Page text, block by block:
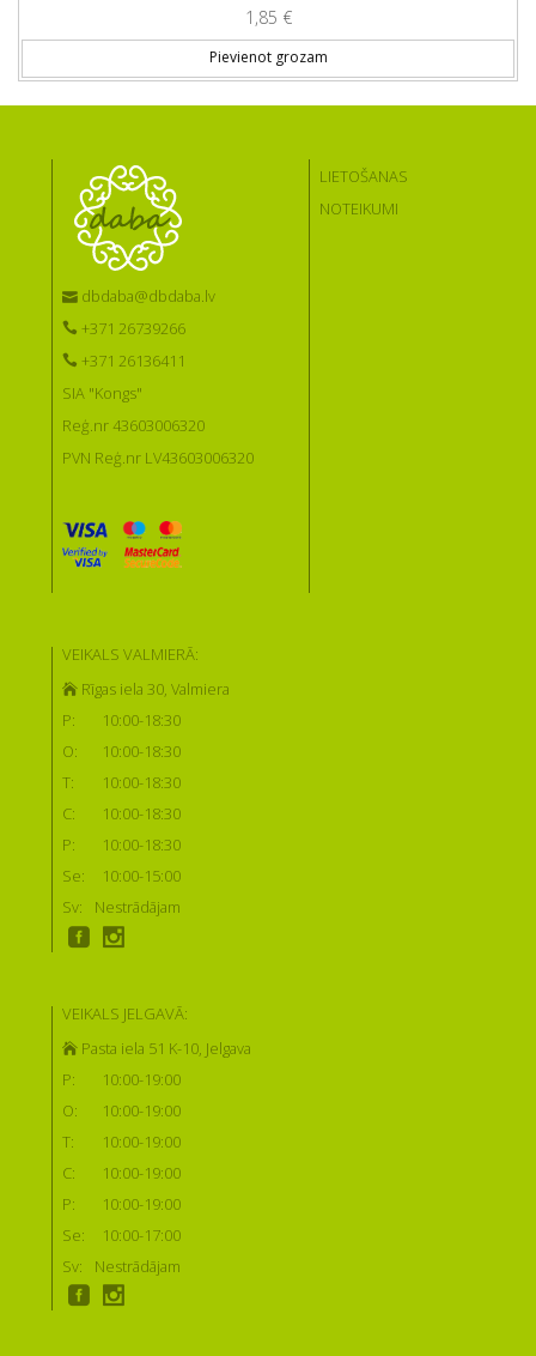
1,85 €
Pievienot grozam
dbdaba@dbdaba.lv
+371 26739266
+371 26136411
SIA "Kongs"
Reģ.nr 43603006320
PVN Reģ.nr LV43603006320
LIETOŠANAS
NOTEIKUMI
VEIKALS VALMIERĀ:
Rīgas iela 30, Valmiera
P:
10:00-18:30
O:
10:00-18:30
T:
10:00-18:30
C:
10:00-18:30
P:
10:00-18:30
Se:
10:00-15:00
Sv:
Nestrādājam
VEIKALS JELGAVĀ:
Pasta iela 51 K-10, Jelgava
P:
10:00-19:00
O:
10:00-19:00
T:
10:00-19:00
C:
10:00-19:00
P:
10:00-19:00
Se:
10:00-17:00
Sv:
Nestrādājam